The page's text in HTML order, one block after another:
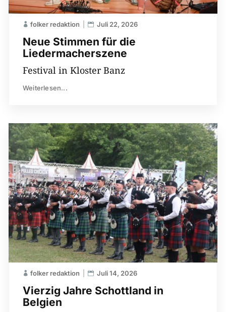
Neue Stimmen für die
Liedermacherszene
folker redaktion Juli 22, 2026
Festival in Kloster Banz
Weiterlesen...
Vierzig Jahre Schottland in
Belgien
folker redaktion Juli 14, 2026